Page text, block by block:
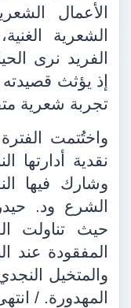
الأعمال
الشعرية
الفريد نرى
إذ يؤثث
تجربة شعرية
واختُتمت
نقدية
وشارك فيها
الشرع ود.
حيث تناولت
المفقودة عند
والمتخيل
المهدورة. /